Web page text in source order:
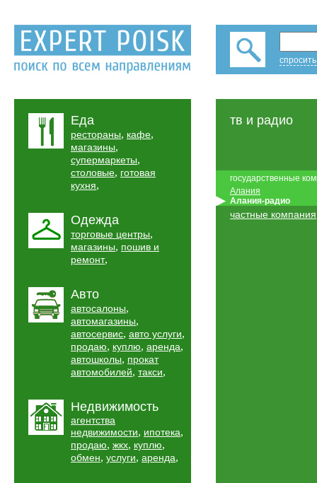
Еда
рестораны, кафе,
магазины,
супермаркеты,
столовые, готовая
кухня,
Одежда
торговые центры,
магазины, пошив и
ремонт,
Авто
автосалоны,
автомагазины,
автосервис, авто услуги,
продаю, куплю, аренда,
автошколы, прокат
автомобилей, такси,
Недвижимость
агентства
недвижимости, ипотека,
продаю, жкх, куплю,
обмен, услуги, аренда,
тв и радио
государственные
Алания
Алания-радио
частные компания